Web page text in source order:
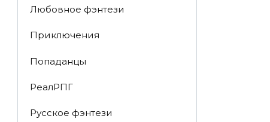
Любовное фэнтези
Приключения
Попаданцы
РеалРПГ
Русское фэнтези